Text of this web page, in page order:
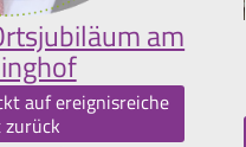
am
auf ereignisreiche